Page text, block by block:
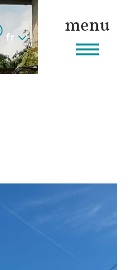
menu
Langue
fr